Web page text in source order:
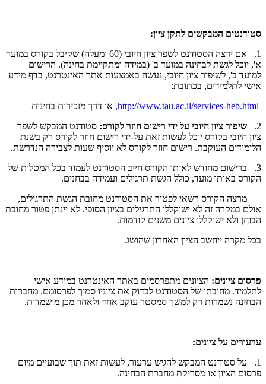
סטודנטים המבקשים לתקן ציון:
1. אם ירצה הסטודנט לשפר ציון חיובי (60 ומעלה) שקיבל בקורס במועד
א', יוכל לגשת לבחינה במועד ב' (במידה ומתקיימת בחינה). הרישום
למועד ב', לשיפור ציון חיובי, נעשה באמצעות אתר האינטרנט, בדף מידע
אישי לתלמידים, בכתובת:
http://www.tau.ac.il/services-heb.html, או דרך מזכירות בחינות
2.
שיפור ציון חיובי על ידי רישום חוזר לקורס: סטודנט המבקש לשפר
ציון חיובי בקורס יוכל לעשות זאת על-ידי רישום חוזר לקורס רק בשנת
הלימודים העוקבת. רישום חוזר לקורס לא יוסיף שעות לצבירה הנדרשת.
3. ברישום מחודש לאותו הקורס חייב הסטודנט לעמוד בכל המטלות של
הקורס באותו מועד, כולל הגשת תרגילים ועמידה בבחנים.
מרצה הקורס רשאי לפטור את הסטודנט מחובת הגשת התרגילים,
אולם במקרה זה לא ישוקללו התרגילים בציון הסופי. לא יינתן פטור מחובת
הבוחן ולא ישוקללו ציונים משנים קודמות.
בכל מקרה ייחשב הציון האחרון שהושג.
פרסום ציונים: הציונים מתפרסמים באתר האינטרנט במידע אישי
לתלמיד. מחובתו של הסטודנט לבדוק את ציוניו סמוך לפרסומם. מחברות
הבחינה נשמרות רק למשך סמסטר עוקב אחד ולאחר מכן מושמדות.
ערעורים על ציונים:
1. על סטודנט המבקש להגיש ערעור, לעשות זאת תוך שבועיים מיום
פרסום הציון או מסריקת מחברת הבחינה.